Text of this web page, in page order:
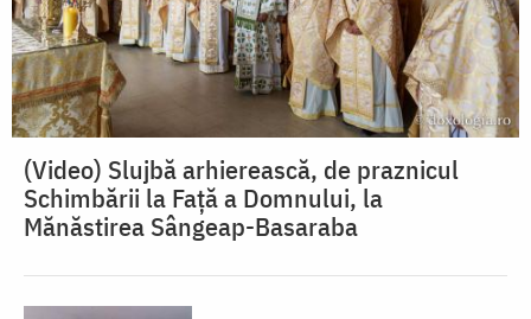
(Video) Slujbă arhierească, de praznicul
Schimbării la Față a Domnului, la
Mănăstirea Sângeap-Basaraba